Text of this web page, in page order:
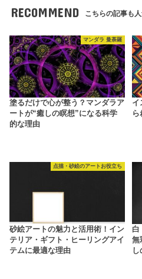
RECOMMEND こちらの記事も人
マンダラ 曼荼羅
塗るだけで心が整う？マンダラア
ートが“癒しの瞑想”になる科学
的な理由
イ
ら
点描・砂絵のアートお役立ち
砂絵アートの魅力と活用術！イン
テリア・ギフト・ヒーリングアイ
テムに最適な理由
白
無
し